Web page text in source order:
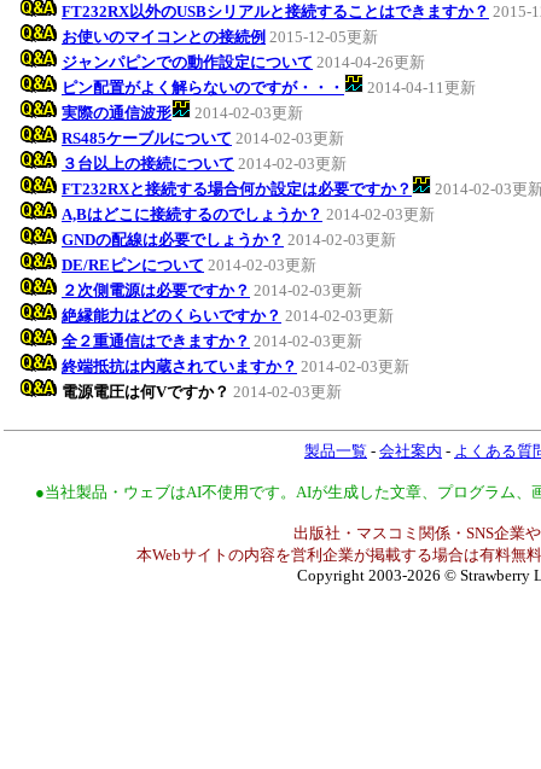
FT232RX以外のUSBシリアルと接続することはできますか？ 2015-
お使いのマイコンとの接続例 2015-12-05更新
ジャンパピンでの動作設定について 2014-04-26更新
ピン配置がよく解らないのですが・・・
2014-04-11更新
実際の通信波形
2014-02-03更新
RS485ケーブルについて 2014-02-03更新
３台以上の接続について 2014-02-03更新
FT232RXと接続する場合何か設定は必要ですか？
2014-02-03更
A,Bはどこに接続するのでしょうか？ 2014-02-03更新
GNDの配線は必要でしょうか？ 2014-02-03更新
DE/REピンについて 2014-02-03更新
２次側電源は必要ですか？ 2014-02-03更新
絶縁能力はどのくらいですか？ 2014-02-03更新
全２重通信はできますか？ 2014-02-03更新
終端抵抗は内蔵されていますか？ 2014-02-03更新
電源電圧は何Vですか？ 2014-02-03更新
製品一覧 - 会社案内 - よくある質
●当社製品・ウェブはAI不使用です。AIが生成した文章、プログラム
出版社・マスコミ関係・SNS企業
本Webサイトの内容を営利企業が掲載する場合は有料無
Copyright 2003-2026 © Strawberry